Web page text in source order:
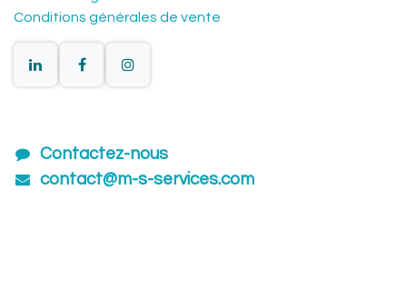
Conditions générales de vente
Contactez-nous
contact@m-s-services.com